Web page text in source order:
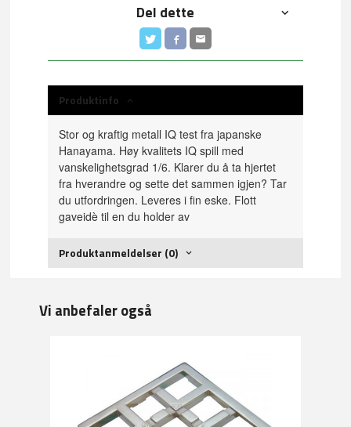
Del dette
Produktinfo
Stor og kraftig metall IQ test fra japanske
Hanayama. Høy kvalitets IQ spill med
vanskelighetsgrad 1/6. Klarer du å ta hjertet
fra hverandre og sette det sammen igjen? Tar
du utfordringen. Leveres i fin eske. Flott
gaveidè til en du holder av
Produktanmeldelser (0)
Vi anbefaler også